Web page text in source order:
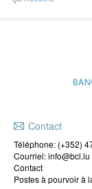
Contact
Téléphone: (+352)
Courriel: info@bcl.lu
Contact
Postes à pourvoir à